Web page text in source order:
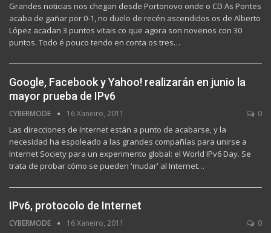
Grandes noticias nos chegan desde Portonovo onde o CD As Pontes
acaba de gañar por 0-1, no duelo de recén ascendidos os de Alberto
López acadan 3 puntos vitais co que agora son novenos con 30
puntos. Todo é pouco tendo en conta os tres…
Google, Facebook y Yahoo! realizarán en junio la
mayor prueba de IPv6
CYBERMODE 16 Xaneiro, 2011 0
Las direcciones de Internet están a punto de acabarse, y la
necesidad ha espoleado a las grandes compañías para unirse a
Internet Society para un experimento global: el World IPv6 Day. Se
trata de probar cómo se pueden 'mudar' al Internet…
IPv6, protocolo de Internet
CYBERMODE 16 Xaneiro, 2011 0